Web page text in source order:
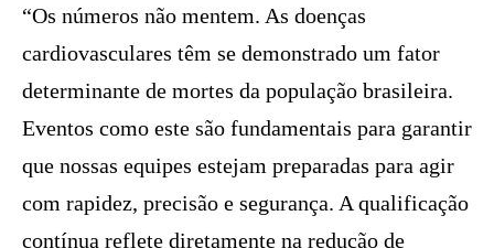
“Os números não mentem. As doenças
cardiovasculares têm se demonstrado um fator
determinante de mortes da população brasileira.
Eventos como este são fundamentais para garantir
que nossas equipes estejam preparadas para agir
com rapidez, precisão e segurança. A qualificação
contínua reflete diretamente na redução de